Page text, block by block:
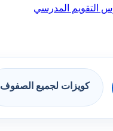
التقويم المدرسي
كويزات لجميع الصفوف